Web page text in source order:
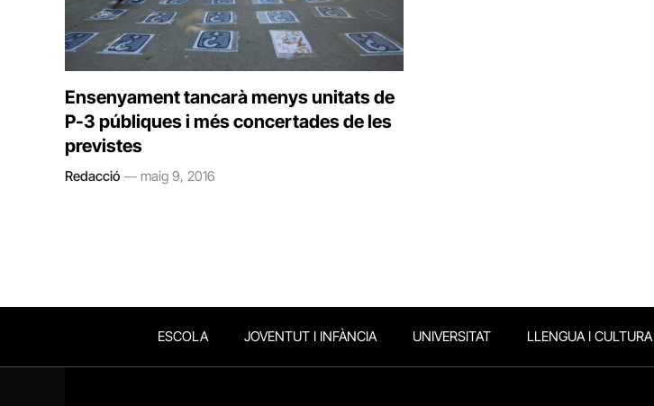
Ensenyament tancarà menys unitats de
P-3 públiques i més concertades de les
previstes
Redacció maig 9, 2016
ESCOLA JOVENTUT I INFÀNCIA UNIVERSITAT LLENGUA I CULTURA